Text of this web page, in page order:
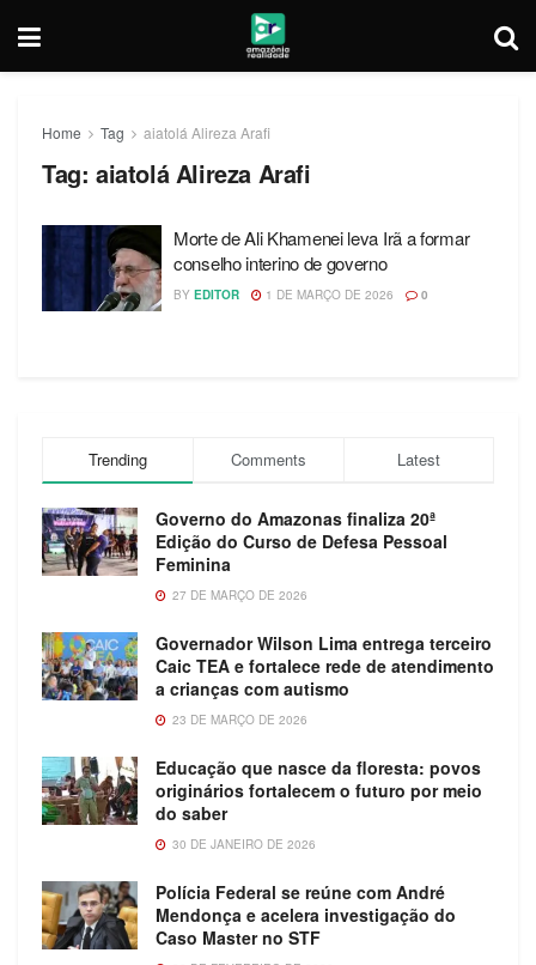
Home Tag aiatolá Alireza Arafi
Tag: aiatolá Alireza Arafi
Morte de Ali Khamenei leva Irã a formar
conselho interino de governo
BY EDITOR 1 DE MARÇO DE 2026 0
Trending Comments Latest
Governo do Amazonas finaliza 20ª
Edição do Curso de Defesa Pessoal
Feminina
27 DE MARÇO DE 2026
Governador Wilson Lima entrega terceiro
Caic TEA e fortalece rede de atendimento
a crianças com autismo
23 DE MARÇO DE 2026
Educação que nasce da floresta: povos
originários fortalecem o futuro por meio
do saber
30 DE JANEIRO DE 2026
Polícia Federal se reúne com André
Mendonça e acelera investigação do
Caso Master no STF